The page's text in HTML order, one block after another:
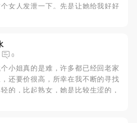
女人发泄一下。先是让她给我好好
真是久违的前戏了，感觉差不多了
0
小姐真的是难，许多都已经回老家
还要价很高，所幸在我不断的寻找
的，比起熟女，她是比较生涩的，
，kouhuo，啪啪，小狼还是比较